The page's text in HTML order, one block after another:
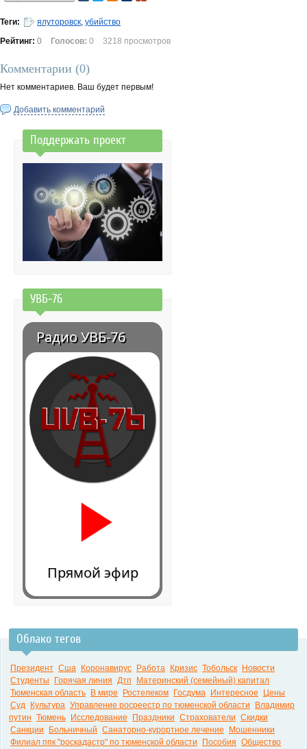
Теги: ялуторовск, убийство
Рейтинг: 0 Голосов: 0 3218 просмотров
Комментарии (0)
Нет комментариев. Ваш будет первым!
Добавить комментарий
Поддержать проект
УВБ-76
Радио УВБ-76
Прямой эфир
Облако тегов
Президент Сша Коронавирус Работа Кризис Тобольск
Новости
Студенты
Горячая линия Дтп
Материнский (семейный) капитал
Тюменская область
В мире Ростелеком Госдума Интересное
Цены
Суд
Культура Управление росреестр по тюменской области
Владимир
путин Тюмень Исследование Праздники Страхователи Скидки
Санкции
Больничный Санаторно-курортное лечение
Мошенники
Филиал ппк "роскадастр" по тюменской области
Пособия Общество